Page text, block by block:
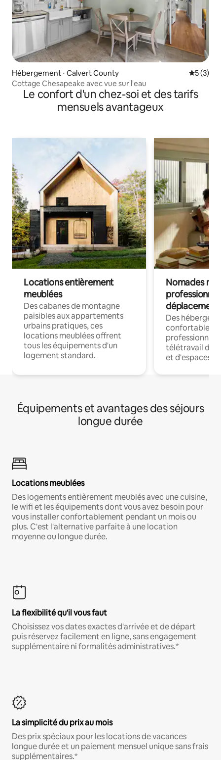
Hébergement ⋅ Calvert County
5 (3)
Cottage Chesapeake avec vue sur l'eau
Le confort d'un chez-soi et des tarifs
mensuels avantageux
Locations entièrement
meublées
Des cabanes de montagne
paisibles aux appartements
urbains pratiques, ces
locations meublées offrent
tous les équipements d'un
logement standard.
Nomades
déplacement
Des
confortables
professionnels
télétravail
et d'espaces
Équipements et avantages des séjours
longue durée
Locations meublées
Des logements entièrement meublés avec une cuisine,
le wifi et les équipements dont vous avez besoin pour
vous installer confortablement pendant un mois ou
plus. C'est l'alternative parfaite à une location
moyenne ou longue durée.
La flexibilité qu'il vous faut
Choisissez vos dates exactes d'arrivée et de départ
puis réservez facilement en ligne, sans engagement
supplémentaire ni formalités administratives.*
La simplicité du prix au mois
Des prix spéciaux pour les locations de vacances
longue durée et un paiement mensuel unique sans frais
supplémentaires.*